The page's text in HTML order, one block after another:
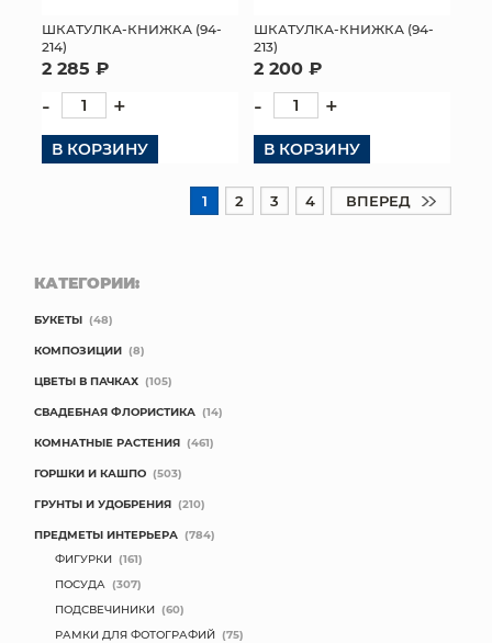
ШКАТУЛКА-КНИЖКА (94-
214)
2 285 ₽
- +
В КОРЗИНУ
ШКАТУЛКА-КНИЖКА (94-
213)
2 200 ₽
- +
В КОРЗИНУ
1 2 3 4 ВПЕРЕД
КАТЕГОРИИ:
БУКЕТЫ (48)
КОМПОЗИЦИИ (8)
ЦВЕТЫ В ПАЧКАХ (105)
СВАДЕБНАЯ ФЛОРИСТИКА (14)
КОМНАТНЫЕ РАСТЕНИЯ (461)
ГОРШКИ И КАШПО (503)
ГРУНТЫ И УДОБРЕНИЯ (210)
ПРЕДМЕТЫ ИНТЕРЬЕРА (784)
ФИГУРКИ (161)
ПОСУДА (307)
ПОДСВЕЧИНИКИ (60)
РАМКИ ДЛЯ ФОТОГРАФИЙ (75)